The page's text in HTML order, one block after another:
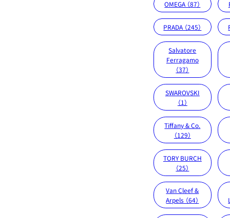
OMEGA （87）
PRADA （245）
Salvatore
Ferragamo
（37）
SWAROVSKI
（1）
Tiffany & Co.
（129）
TORY BURCH
（25）
Van Cleef &
Arpels （64）